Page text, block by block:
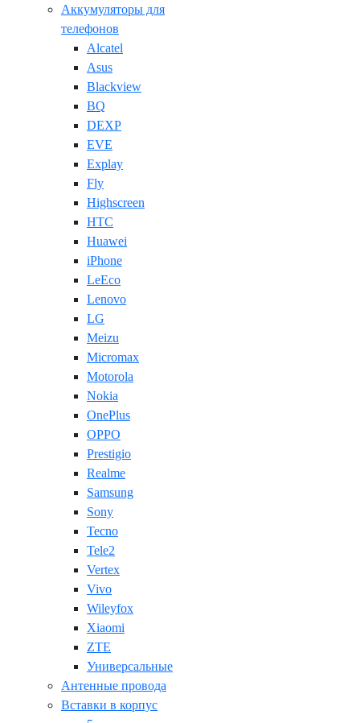
Аккумуляторы для
телефонов
Alcatel
Asus
Blackview
BQ
DEXP
EVE
Explay
Fly
Highscreen
HTC
Huawei
iPhone
LeEco
Lenovo
LG
Meizu
Micromax
Motorola
Nokia
OnePlus
OPPO
Prestigio
Realme
Samsung
Sony
Tecno
Tele2
Vertex
Vivo
Wileyfox
Xiaomi
ZTE
Универсальные
Антенные провода
Вставки в корпус